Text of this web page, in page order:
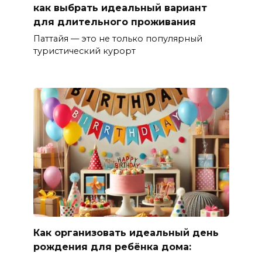
как выбрать идеальный вариант
для длительного проживания
Паттайя — это не только популярный
туристический курорт
Как организовать идеальный день
рождения для ребёнка дома: